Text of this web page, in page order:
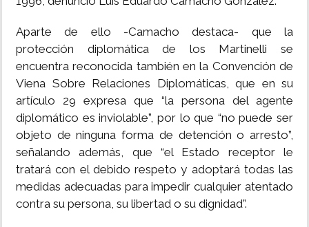
Aparte de ello -Camacho destaca- que la
protección diplomática de los Martinelli se
encuentra reconocida también en la Convención de
Viena Sobre Relaciones Diplomáticas, que en su
artículo 29 expresa que “la persona del agente
diplomático es inviolable”, por lo que “no puede ser
objeto de ninguna forma de detención o arresto”,
señalando además, que “el Estado receptor le
tratará con el debido respeto y adoptará todas las
medidas adecuadas para impedir cualquier atentado
contra su persona, su libertad o su dignidad”.